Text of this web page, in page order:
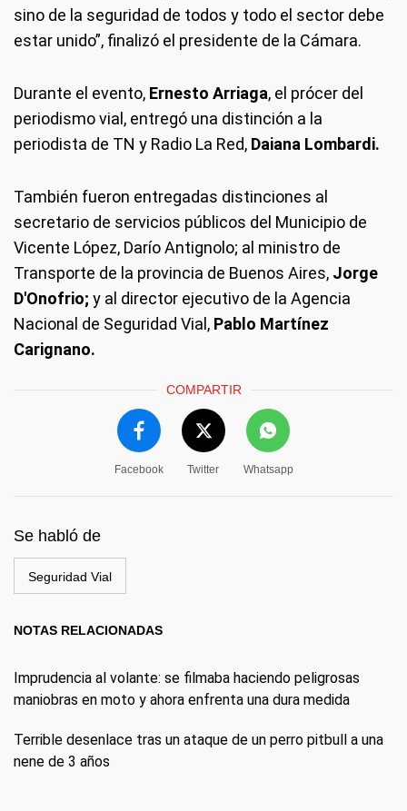
sino de la seguridad de todos y todo el sector debe
estar unido”, finalizó el presidente de la Cámara.
Durante el evento, Ernesto Arriaga, el prócer del
periodismo vial, entregó una distinción a la
periodista de TN y Radio La Red, Daiana Lombardi.
También fueron entregadas distinciones al
secretario de servicios públicos del Municipio de
Vicente López, Darío Antignolo; al ministro de
Transporte de la provincia de Buenos Aires, Jorge
D'Onofrio; y al director ejecutivo de la Agencia
Nacional de Seguridad Vial, Pablo Martínez
Carignano.
COMPARTIR
Facebook Twitter Whatsapp
Se habló de
Seguridad Vial
NOTAS RELACIONADAS
Imprudencia al volante: se filmaba haciendo peligrosas
maniobras en moto y ahora enfrenta una dura medida
Terrible desenlace tras un ataque de un perro pitbull a una
nene de 3 años